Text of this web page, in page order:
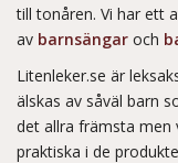
till tonåren. Vi har ett
av barnsängar och
Litenleker.se är
älskas av såväl barn
det allra främsta men
praktiska i de